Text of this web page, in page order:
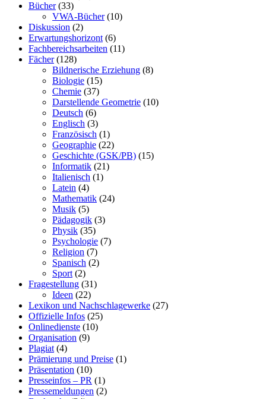
Bücher(33)
VWA-Bücher(10)
Diskussion (2)
Erwartungshorizont (6)
Fachbereichsarbeiten (11)
Fächer(128)
Bildnerische Erziehung (8)
Biologie (15)
Chemie (37)
Darstellende Geometrie (10)
Deutsch (6)
Englisch (3)
Französisch (1)
Geographie (22)
Geschichte (GSK/PB) (15)
Informatik (21)
Italienisch (1)
Latein (4)
Mathematik (24)
Musik (5)
Pädagogik (3)
Physik (35)
Psychologie (7)
Religion (7)
Spanisch (2)
Sport (2)
Fragestellung (31)
Ideen (22)
Lexikon und Nachschlagewerke (27)
Offizielle Infos (25)
Onlinedienste (10)
Organisation (9)
Plagiat (4)
Prämierung und Preise (1)
Präsentation (10)
Presseinfos – PR (1)
Pressemeldungen (2)